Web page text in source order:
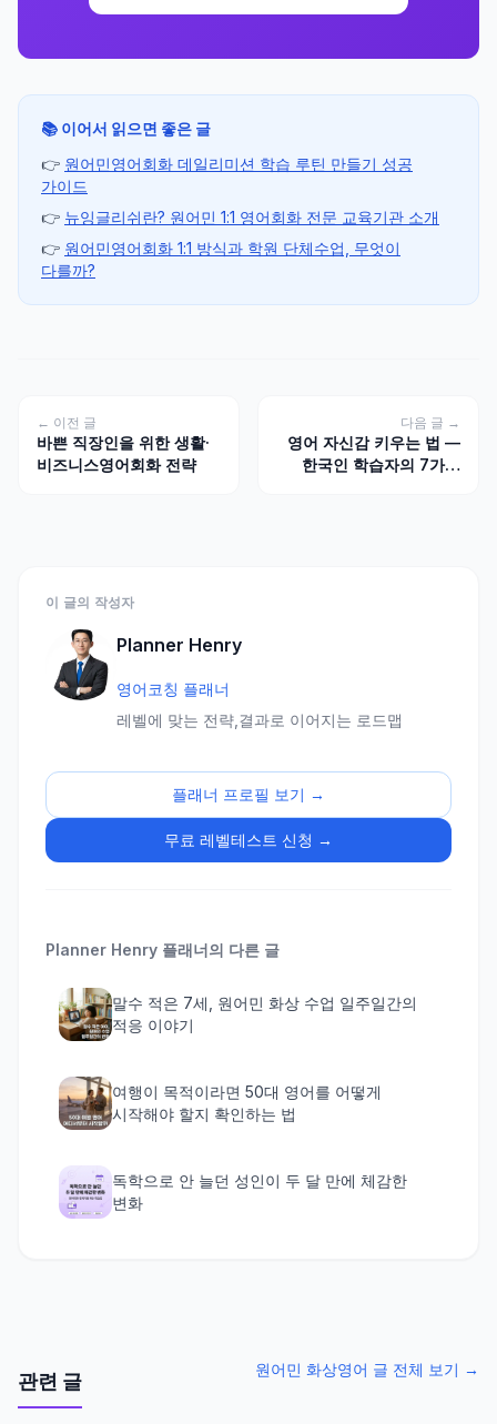
📚 이어서 읽으면 좋은 글
👉 원어민영어회화 데일리미션 학습 루틴 만들기 성공
가이드
👉 뉴잉글리쉬란? 원어민 1:1 영어회화 전문 교육기관 소개
👉 원어민영어회화 1:1 방식과 학원 단체수업, 무엇이
다를까?
← 이전 글
바쁜 직장인을 위한 생활·
비즈니스영어회화 전략
다음 글 →
영어 자신감 키우는 법 —
한국인 학습자의 7가지
이 글의 작성자
Planner Henry
영어코칭 플래너
레벨에 맞는 전략,결과로 이어지는 로드맵
플래너 프로필 보기 →
무료 레벨테스트 신청 →
Planner Henry 플래너의 다른 글
말수 적은 7세, 원어민 화상 수업 일주일간의
적응 이야기
여행이 목적이라면 50대 영어를 어떻게
시작해야 할지 확인하는 법
독학으로 안 늘던 성인이 두 달 만에 체감한
변화
관련 글
원어민 화상영어 글 전체 보기 →